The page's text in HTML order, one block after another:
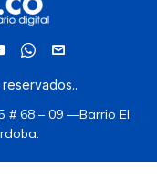
.
# 68 – 09 —Barrio El